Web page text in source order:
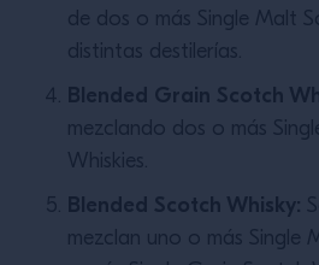
de dos o más Single Malt
distintas destilerías.
Blended Grain Scotch
mezclando dos o más
Whiskies.
Blended Scotch Whisky:
mezclan uno o más Single